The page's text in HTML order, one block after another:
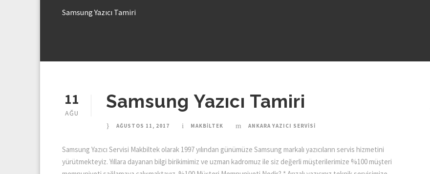
Samsung Yazıcı Tamiri
11
AĞU
Samsung Yazıcı Tamiri
AĞUSTOS 11, 2017 MAKBILTEK ANKARA YAZICI SERVISI
Samsung Yazıcı Servisi Makbiltek olarak 1997 yılından günümüze Samsung markalı yazıcıların servis hizmetini
yürütmekteyiz. Yıllara dayanan bilgi birikimimiz ve uzman kadromuz ile siz değerli müşterilerimize %100 müşteri